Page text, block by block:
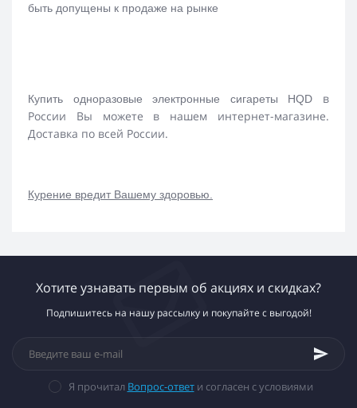
быть допущены к продаже на рынке
Купить одноразовые электронные сигареты HQD в
России Вы можете в нашем интернет-магазине.
Доставка по всей России.
Курение вредит Вашему здоровью.
Хотите узнавать первым об акциях и скидках?
Подпишитесь на нашу рассылку и покупайте с выгодой!
Я прочитал Вопрос-ответи согласен с условиями